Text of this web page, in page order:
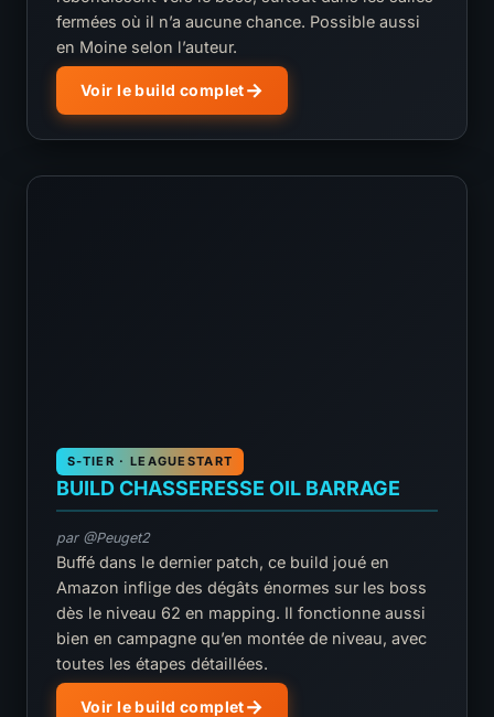
fermées où il n’a aucune chance. Possible aussi
en Moine selon l’auteur.
Voir le build complet
S-TIER · LEAGUESTART
BUILD CHASSERESSE OIL BARRAGE
par @Peuget2
Buffé dans le dernier patch, ce build joué en
Amazon inflige des dégâts énormes sur les boss
dès le niveau 62 en mapping. Il fonctionne aussi
bien en campagne qu’en montée de niveau, avec
toutes les étapes détaillées.
Voir le build complet